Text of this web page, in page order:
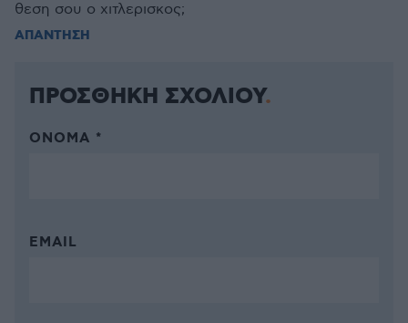
θεση σου ο χιτλερισκος;
ΑΠΑΝΤΗΣΗ
ΠΡΟΣΘΗΚΗ ΣΧΟΛΙΟΥ
ΌΝΟΜΑ *
EMAIL